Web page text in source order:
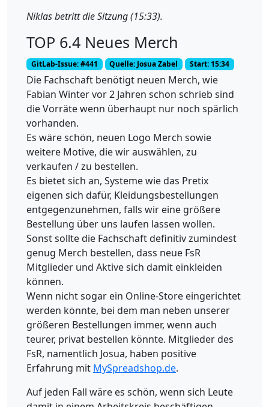
Niklas betritt die Sitzung (15:33).
TOP 6.4 Neues Merch
GitLab-Issue: #441 Quelle: Josua Zabel Start: 15:34
Die Fachschaft benötigt neuen Merch, wie
Fabian Winter vor 2 Jahren schon schrieb sind
die Vorräte wenn überhaupt nur noch spärlich
vorhanden.
Es wäre schön, neuen Logo Merch sowie
weitere Motive, die wir auswählen, zu
verkaufen / zu bestellen.
Es bietet sich an, Systeme wie das Pretix
eigenen sich dafür, Kleidungsbestellungen
entgegenzunehmen, falls wir eine größere
Bestellung über uns laufen lassen wollen.
Sonst sollte die Fachschaft definitiv zumindest
genug Merch bestellen, dass neue FsR
Mitglieder und Aktive sich damit einkleiden
können.
Wenn nicht sogar ein Online-Store eingerichtet
werden könnte, bei dem man neben unserer
größeren Bestellungen immer, wenn auch
teurer, privat bestellen könnte. Mitglieder des
FsR, namentlich Josua, haben positive
Erfahrung mit MySpreadshop.de.
Auf jeden Fall wäre es schön, wenn sich Leute